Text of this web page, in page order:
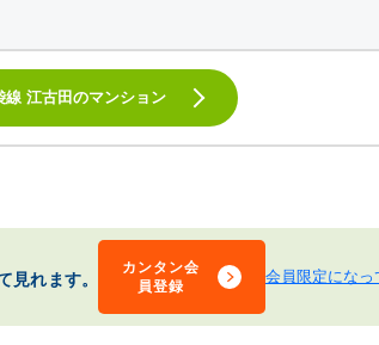
線 江古田のマンション
見れます。
カンタン会
員登録
会員限定になっ